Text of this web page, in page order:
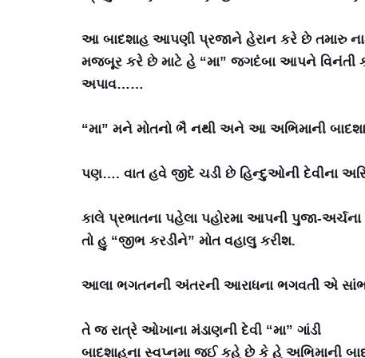
આ બાદશાહ આપણી પ્રજાને હેરાન કરે છે તમારુ
મજબૂર કરે છે માટે હે “મા” જગદંબા આપને વિનંતી
અપાવ……
“મા” મને મોતનો ભૈ નથી અને આ અભિમાની
પણ…. વાત હવે જીદે ચડી છે હિન્દુઓની દેવીના
કાલે પ્રભાતના પહેલા પહોરમા આપની પુજા-
તો હુ “જીભ કરડીને” મોત વહાલુ કરીશ.
આલા ભગતનની અંતરની આરાધના ભગવતી એ
તે જ રાત્રે ઓખાના મંડાણની દેવી “મા” ગાંડી
બાદશાહના સ્વપ્નમા જઈ કહે છે કે હે અભિમાની